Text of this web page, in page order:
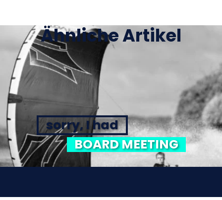
Ähnliche Artikel
sorry, I had
BOARD MEETING